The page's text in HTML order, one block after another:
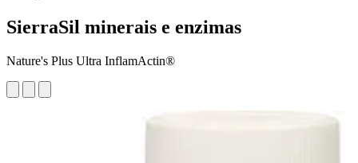
SierraSil minerais e enzimas
Nature's Plus Ultra InflamActin®